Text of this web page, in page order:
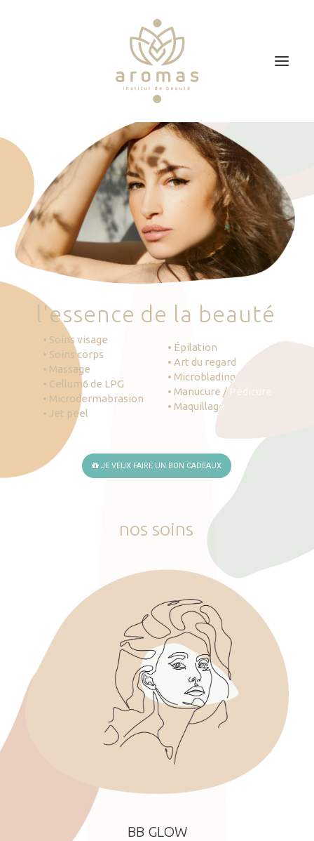
Soins
Je veux faire un bon cadeau
Plan d’accès
Prendre RDV
'essence de la beauté
• Soins visage
• Soins corps
• Massage
• Cellum6 de LPG
• Microdermabrasion
• Jet peel
• Épilation
• Art du regard
• Microblading
• Manucure / Pédicure
• Maquillage
JE VEUX FAIRE UN BON CADEAUX
nos soins
BB GLOW